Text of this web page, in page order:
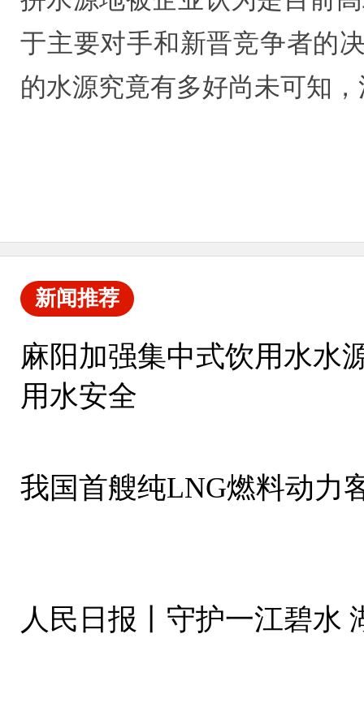
于主要对手和新晋竞争者的
的水源究竟有多好尚未可知
新闻推荐
麻阳加强集中式饮用水水
用水安全
我国首艘纯LNG燃料动力
人民日报丨守护一江碧水